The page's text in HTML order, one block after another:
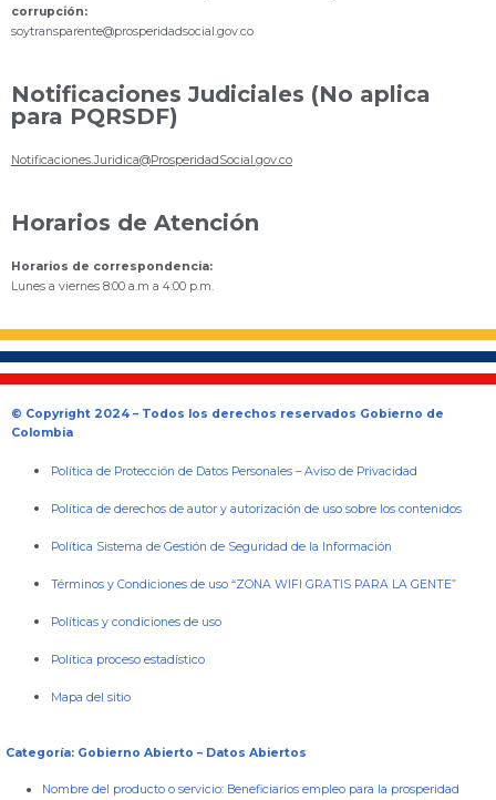
corrupción:
soytransparente@prosperidadsocial.gov.co
Notificaciones Judiciales (No aplica
para PQRSDF)
Notificaciones.Juridica@ProsperidadSocial.gov.co
Horarios de Atención
Horarios de correspondencia:
Lunes a viernes 8:00 a.m a 4:00 p.m.
© Copyright 2024 – Todos los derechos reservados Gobierno de
Colombia
Política de Protección de Datos Personales –Aviso de Privacidad
Política de derechos de autor y autorización de uso sobre los contenidos
Política Sistema de Gestión de Seguridad de la Información
Términos y Condiciones de uso “ZONA WIFI GRATIS PARA LA GENTE”
Políticas y condiciones de uso
Política proceso estadístico
Mapa del sitio
Categoría: Gobierno Abierto – Datos Abiertos
Nombre del producto o servicio: Beneficiarios empleo para la prosperidad